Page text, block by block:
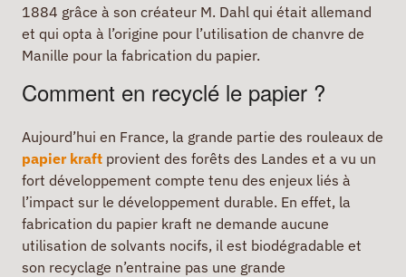
1884 grâce à son créateur M. Dahl qui était allemand
et qui opta à l’origine pour l’utilisation de chanvre de
Manille pour la fabrication du papier.
Comment en recyclé le papier ?
Aujourd’hui en France, la grande partie des rouleaux de
papier kraft provient des forêts des Landes et a vu un
fort développement compte tenu des enjeux liés à
l’impact sur le développement durable. En effet, la
fabrication du papier kraft ne demande aucune
utilisation de solvants nocifs, il est biodégradable et
son recyclage n’entraine pas une grande